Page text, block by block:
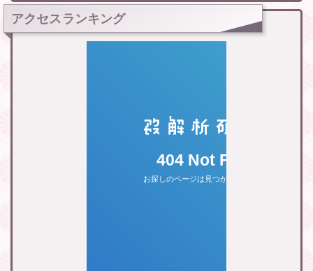
アクセスランキング